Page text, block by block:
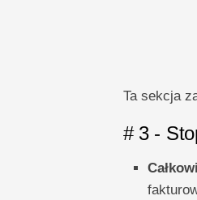
Ta sekcja
# 3 -